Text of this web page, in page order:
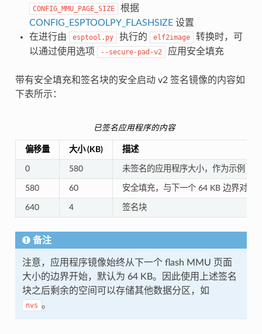
CONFIG_MMU_PAGE_SIZE
根据
CONFIG_ESPTOOLPY_FLASHSIZE设置
在进行由
esptool.py 执行的 elf2image
转换时，可
以通过使用选项
--secure-pad-v2 应用安全填充
带有安全填充和签名块的安全启动 v2 签名镜像的内容如
下表所示：
已签名应用程序的内容
偏移量 大小 (KB) 描述
0 580 未签名的应用程序大小，作为示例
580 60 安全填充，与下一个 64 KB 边界对齐
640 4 签名块
备注
注意，应用程序镜像始终从下一个 flash MMU 页面
大小的边界开始，默认为 64 KB。因此使用上述签名
块之后剩余的空间可以存储其他数据分区，如
nvs 。